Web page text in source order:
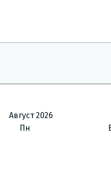
Август 2026
Пн